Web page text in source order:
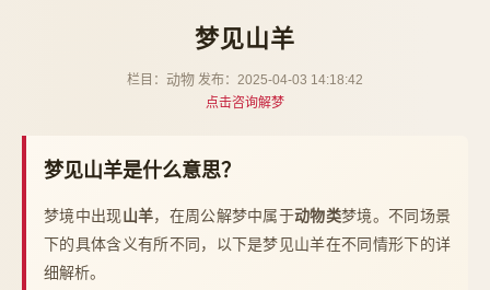
梦见山羊
栏目： 动物 发布：2025-04-03 14:18:42
点击咨询解梦
梦见山羊是什么意思？
梦境中出现山羊，在周公解梦中属于动物类梦境。不同场景
下的具体含义有所不同，以下是梦见山羊在不同情形下的详
细解析。